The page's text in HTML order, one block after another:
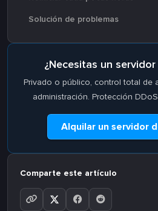
Solución de problemas
¿Necesitas un
Privado o público, control total de
administración. Protección
Alquilar un servidor
Comparte este artículo